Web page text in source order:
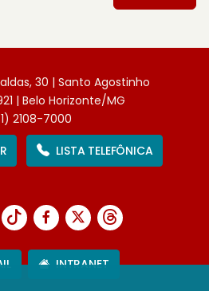
30 | Santo Agostinho
| Belo Horizonte/MG
2108-7000
LISTA TELEFÔNICA
INTRANET